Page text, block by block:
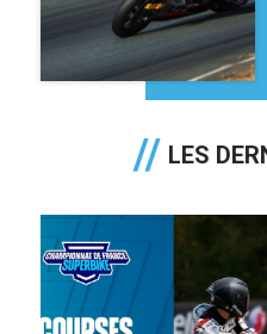
LES